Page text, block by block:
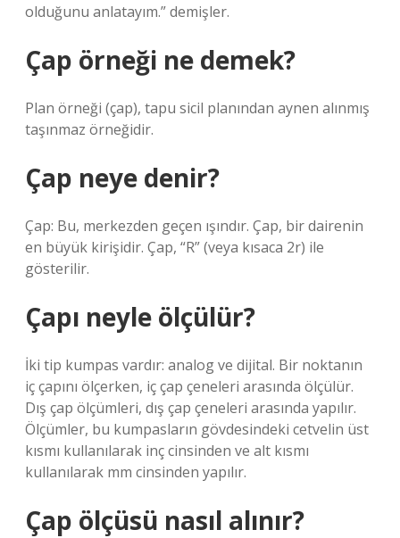
olduğunu anlatayım.” demişler.
Çap örneği ne demek?
Plan örneği (çap), tapu sicil planından aynen alınmış
taşınmaz örneğidir.
Çap neye denir?
Çap: Bu, merkezden geçen ışındır. Çap, bir dairenin
en büyük kirişidir. Çap, “R” (veya kısaca 2r) ile
gösterilir.
Çapı neyle ölçülür?
İki tip kumpas vardır: analog ve dijital. Bir noktanın
iç çapını ölçerken, iç çap çeneleri arasında ölçülür.
Dış çap ölçümleri, dış çap çeneleri arasında yapılır.
Ölçümler, bu kumpasların gövdesindeki cetvelin üst
kısmı kullanılarak inç cinsinden ve alt kısmı
kullanılarak mm cinsinden yapılır.
Çap ölçüsü nasıl alınır?